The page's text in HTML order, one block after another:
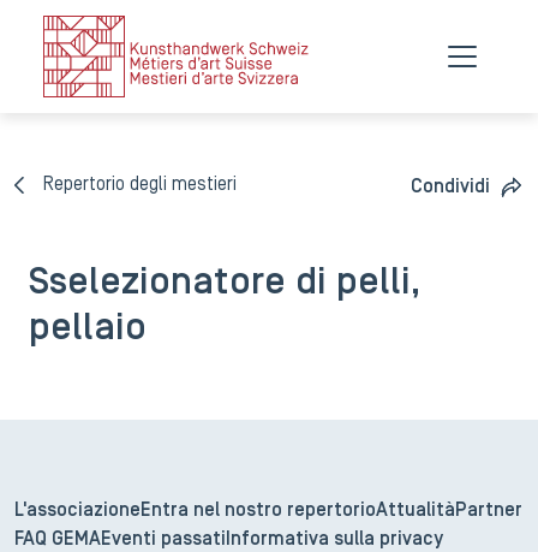
Repertorio degli mestieri Condividi
Sselezionatore di pelli,
pellaio
L'associazione Entra nel nostro repertorioAttualità Partner
FAQ GEMAEventi passati
Informativa sulla privacy